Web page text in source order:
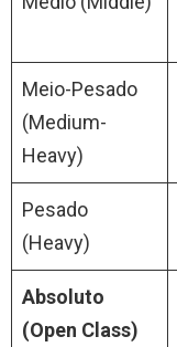
Meio-Pesado
(Medium-
Heavy)
Pesado
(Heavy)
Absoluto
(Open Class)